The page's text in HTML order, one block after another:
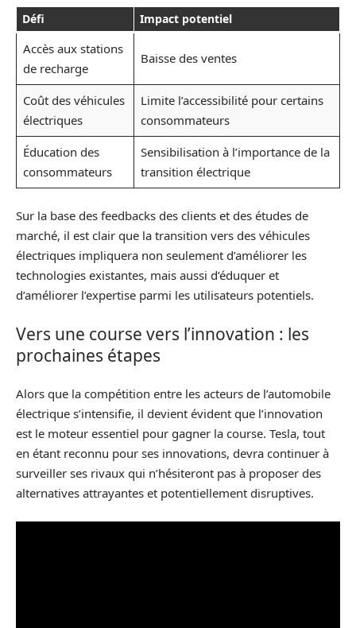
Défi Impact potentiel
Accès aux stations
de recharge
Baisse des ventes
Coût des véhicules
électriques
Limite l’accessibilité pour certains
consommateurs
Éducation des
consommateurs
Sensibilisation à l’importance de la
transition électrique
Sur la base des feedbacks des clients et des études de
marché, il est clair que la transition vers des véhicules
électriques impliquera non seulement d’améliorer les
technologies existantes, mais aussi d’éduquer et
d’améliorer l’expertise parmi les utilisateurs potentiels.
Vers une course vers l’innovation : les
prochaines étapes
Alors que la compétition entre les acteurs de l’automobile
électrique s’intensifie, il devient évident que l’innovation
est le moteur essentiel pour gagner la course. Tesla, tout
en étant reconnu pour ses innovations, devra continuer à
surveiller ses rivaux qui n’hésiteront pas à proposer des
alternatives attrayantes et potentiellement disruptives.